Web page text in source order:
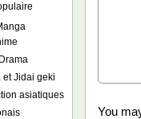
You
et Jidai geki
asiatiques